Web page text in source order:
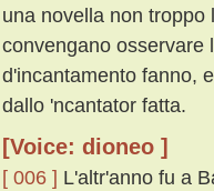
una novella non
convengano osservare
d'incantamento fanno,
dallo 'ncantator fatta.
[Voice: dioneo ]
[ 006 ] L'altr'anno fu a